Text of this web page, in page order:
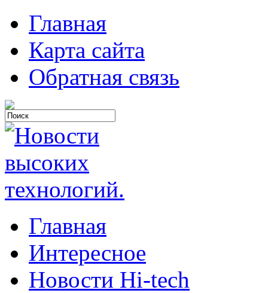
Главная
Карта сайта
Обратная связь
Главная
Интересное
Новости Hi-tech